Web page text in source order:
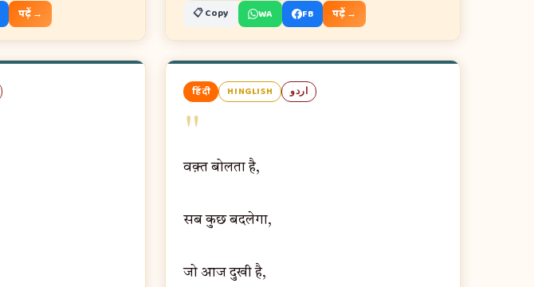
पढ़ें → 📋 Copy WA FB पढ़ें →
हिंदी HINGLISH اردو
"
वक़्त बोलता है,
सब कुछ बदलेगा,
जो आज दुखी है,